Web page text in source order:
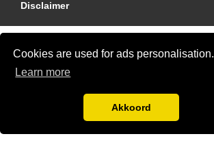
Cookies are used for ads personalisation.
Learn more
Akkoord
Disclaimer